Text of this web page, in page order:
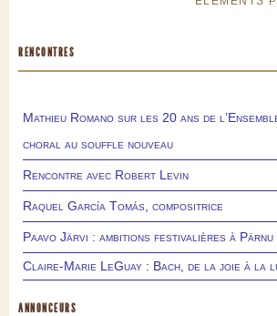
RENCONTRES
Mathieu Romano sur les 20 ans de
choral au souffle nouveau
Rencontre avec Robert Levin
Raquel García Tomás, compositrice
Paavo Järvi : ambitions festivalières à Pärnu
Claire-Marie LeGuay : Bach, de la joie à la
ANNONCEURS